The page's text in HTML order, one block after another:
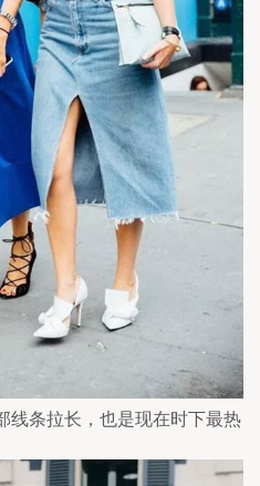
线条拉长，也是现在时下最热